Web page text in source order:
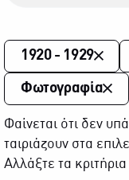
1920 - 1929
Φωτογραφία
Φαίνεται ότι δεν
ταιριάζουν στα
Αλλάξτε τα